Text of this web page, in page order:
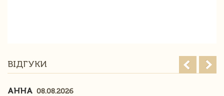
ВІДГУКИ
АННА 08.08.2026